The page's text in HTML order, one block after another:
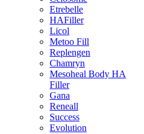
Etrebelle
HAFiller
Licol
Metoo Fill
Replengen
Chamryn
Mesoheal Body HA
Filler
Gana
Reneall
Success
Evolution